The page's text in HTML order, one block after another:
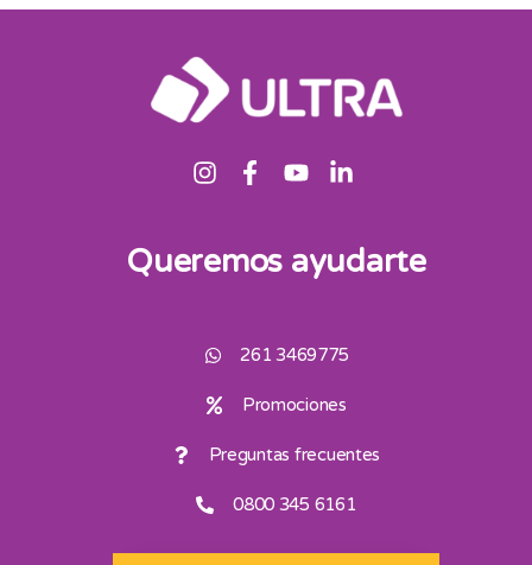
Queremos ayudarte
261 3469775
Promociones
Preguntas frecuentes
0800 345 6161